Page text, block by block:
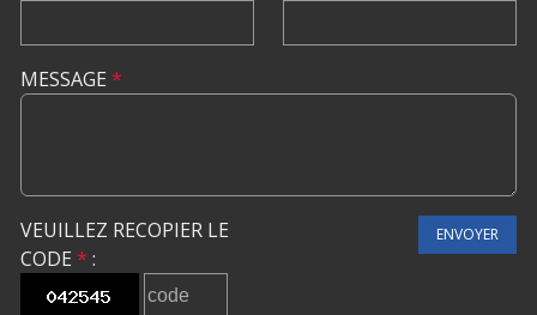
MESSAGE *
VEUILLEZ RECOPIER LE
CODE * :
ENVOYER